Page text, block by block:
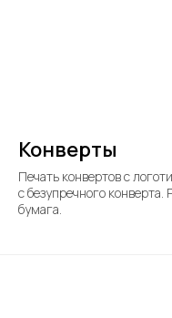
Конверты
Печать конвертов с
с безупречного
бумага.